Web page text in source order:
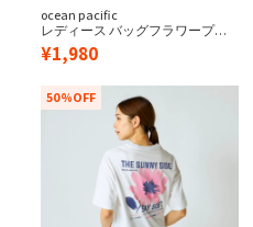
ocean pacific
レディース バッグフラワープリ
ント半袖Tシャツ
¥1,980
50%OFF